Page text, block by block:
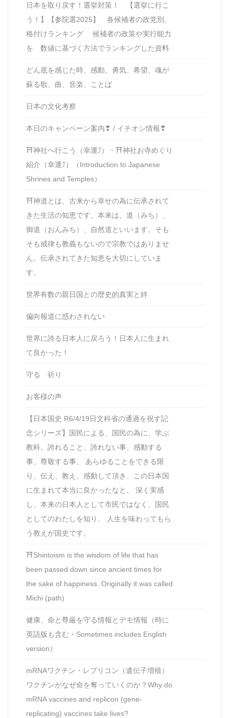
日本を取り戻す！選挙対策！ 【選挙に行こ
う！】【参院選2025】 各候補者の政党別、
格付けランキング 候補者の政策や実行能力
を 数値に基づく方法でランキングした資料
どん底を感じた時、感動、勇気、希望、魂が
蘇る歌、曲、音楽、ことば
日本の文化考察
本日のキャンペーン案内❣ / イチオシ情報❣
⛩神社へ行こう（幸運⤴）・⛩神社お寺めぐり
紹介（幸運⤴）（Introduction to Japanese
Shrines and Temples）
⛩神道とは、古来から幸せの為に伝承されて
きた生活の知恵です。本来は、道（みち）、
御道（おんみち）、自然道といいます。そも
そも戒律も教義もないので宗教ではありませ
ん。伝承されてきた知恵を大切にしていま
す。
世界有数の親日国との歴史的真実と絆
偏向報道に惑わされない
世界に誇る日本人に戻ろう！日本人に生まれ
て良かった！
守る 祈り
お客様の声
【日本国史 R6/4/19日文科省の通過を祝す記
念シリーズ】国民による、国民の為に、学ぶ
教科。誇れること、誇れない事、感動する
事、尊敬する事、 あらゆることをできる限
り、伝え、教え、感動して頂き、この日本国
に生まれて本当に良かったなと、 深く実感
し、本来の日本人として市民ではなく、国民
としてのわたしを知り、 人生を味わってもら
う教えが国史です。
⛩Shintoism is the wisdom of life that has
been passed down since ancient times for
the sake of happiness. Originally it was called
Michi (path)
健康、命と尊厳を守る情報とデモ情報（時に
英語版も含む・Sometimes includes English
version）
mRNAワクチン・レプリコン（遺伝子増殖）
ワクチンがなぜ命を奪っていくのか？Why do
mRNA vaccines and replicon (gene-
replicating) vaccines take lives?